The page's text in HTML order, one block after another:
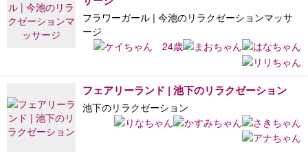
フラワーガール | 今池のリラクゼーションマッサ
ージ
フェアリーランド | 池下のリラクゼーション
池下のリラクゼーション